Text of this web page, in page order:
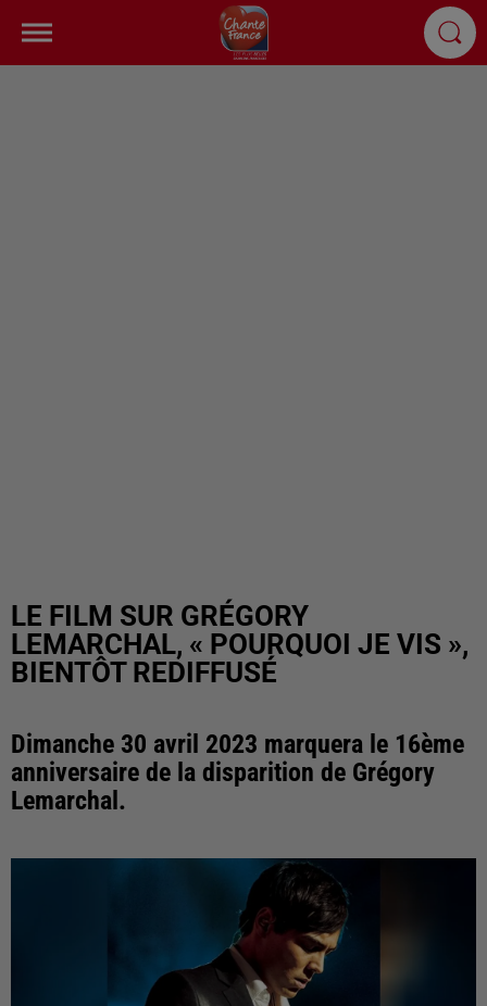
LE FILM SUR GRÉGORY
LEMARCHAL, « POURQUOI JE VIS »,
BIENTÔT REDIFFUSÉ
Dimanche 30 avril 2023 marquera le 16ème
anniversaire de la disparition de Grégory
Lemarchal.